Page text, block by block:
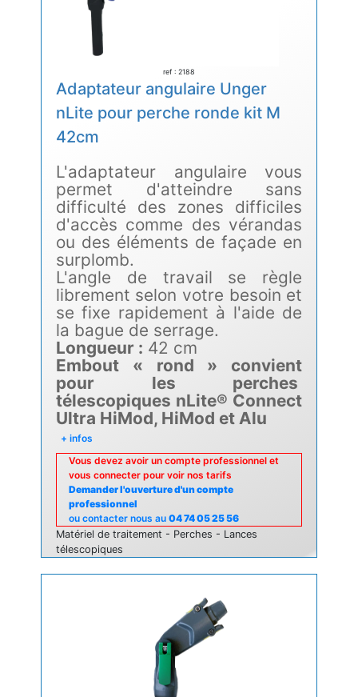
ref : 2188
Adaptateur angulaire Unger
nLite pour perche ronde kit M
42cm
L'adaptateur angulaire vous
permet d'atteindre sans
difficulté des zones difficiles
d'accès comme des vérandas
ou des éléments de façade en
surplomb.
L'angle de travail se règle
librement selon votre besoin et
se fixe rapidement à l'aide de
la bague de serrage.
Longueur : 42 cm
Embout « rond » convient
pour les perches
télescopiques nLite® Connect
Ultra HiMod, HiMod et Alu
+ infos
Vous devez avoir un compte professionnel et
vous connecter pour voir nos tarifs
Demander l'ouverture d'un compte
professionnel
ou contacter nous au 04 74 05 25 56
Matériel de traitement - Perches - Lances
télescopiques